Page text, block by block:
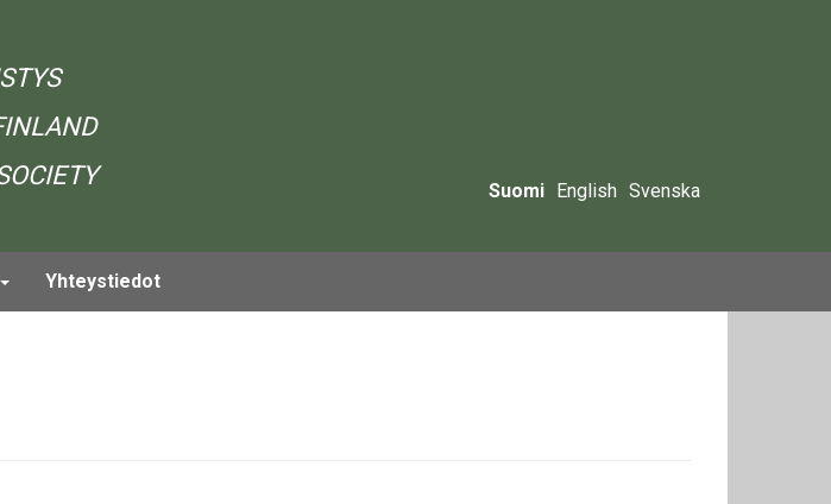
Suomi English Svenska
Yhteystiedot